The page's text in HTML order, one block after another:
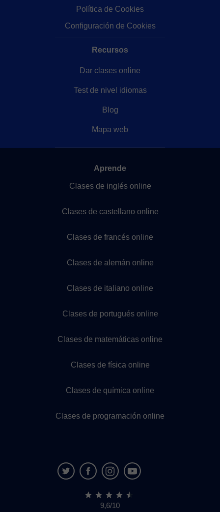
Política de Cookies
Configuración de Cookies
Recursos
Dar clases online
Test de nivel idiomas
Blog
Mapa web
Aprende
Clases de inglés online
Clases de castellano online
Clases de francés online
Clases de alemán online
Clases de italiano online
Clases de portugués online
Clases de matemáticas online
Clases de física online
Clases de química online
Clases de programación online
9,6/10